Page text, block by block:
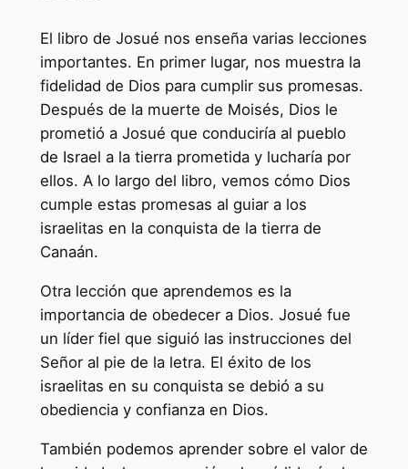
El libro de Josué nos enseña varias lecciones
importantes. En primer lugar, nos muestra la
fidelidad de Dios para cumplir sus promesas.
Después de la muerte de Moisés, Dios le
prometió a Josué que conduciría al pueblo
de Israel a la tierra prometida y lucharía por
ellos. A lo largo del libro, vemos cómo Dios
cumple estas promesas al guiar a los
israelitas en la conquista de la tierra de
Canaán.
Otra lección que aprendemos es la
importancia de obedecer a Dios. Josué fue
un líder fiel que siguió las instrucciones del
Señor al pie de la letra. El éxito de los
israelitas en su conquista se debió a su
obediencia y confianza en Dios.
También podemos aprender sobre el valor de